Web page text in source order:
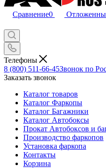
Сравнение0
Телефоны
8 (800) 511-66-45Звонок по
Заказать звонок
Каталог товаров
Каталог Фаркопы
Каталог Багажники
Каталог Автобоксы
Прокат Автобоксов и
Производство фаркопов
Установка фаркопа
Контакты
Корзина